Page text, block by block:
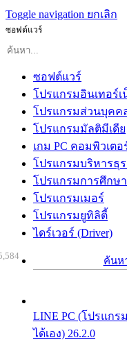
Toggle navigation ยกเลิก
ซอฟต์แวร์
ซอฟต์แวร์
โปรแกรมอินเทอร์เ
โปรแกรมส่วนบุคค
โปรแกรมมัลติมีเดีย
เกม PC คอมพิวเตอ
โปรแกรมบริหารธุ
โปรแกรมการศึกษา
โปรแกรมเมอร์
โปรแกรมยูทิลิตี้
ไดร์เวอร์ (Driver)
ค้นห
LINE PC (โปรแก
ได้เอง) 26.2.0